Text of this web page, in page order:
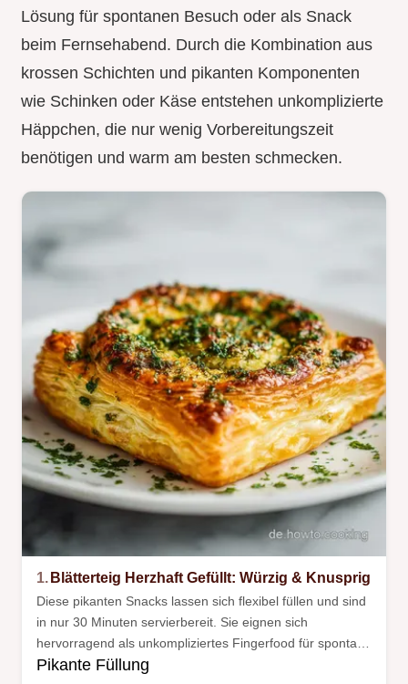
Lösung für spontanen Besuch oder als Snack
beim Fernsehabend. Durch die Kombination aus
krossen Schichten und pikanten Komponenten
wie Schinken oder Käse entstehen unkomplizierte
Häppchen, die nur wenig Vorbereitungszeit
benötigen und warm am besten schmecken.
1. Blätterteig Herzhaft Gefüllt: Würzig & Knusprig
Diese pikanten Snacks lassen sich flexibel füllen und sind
in nur 30 Minuten servierbereit. Sie eignen sich
hervorragend als unkompliziertes Fingerfood für spontane
Gäste oder gemütliche Abende.
Pikante Füllung